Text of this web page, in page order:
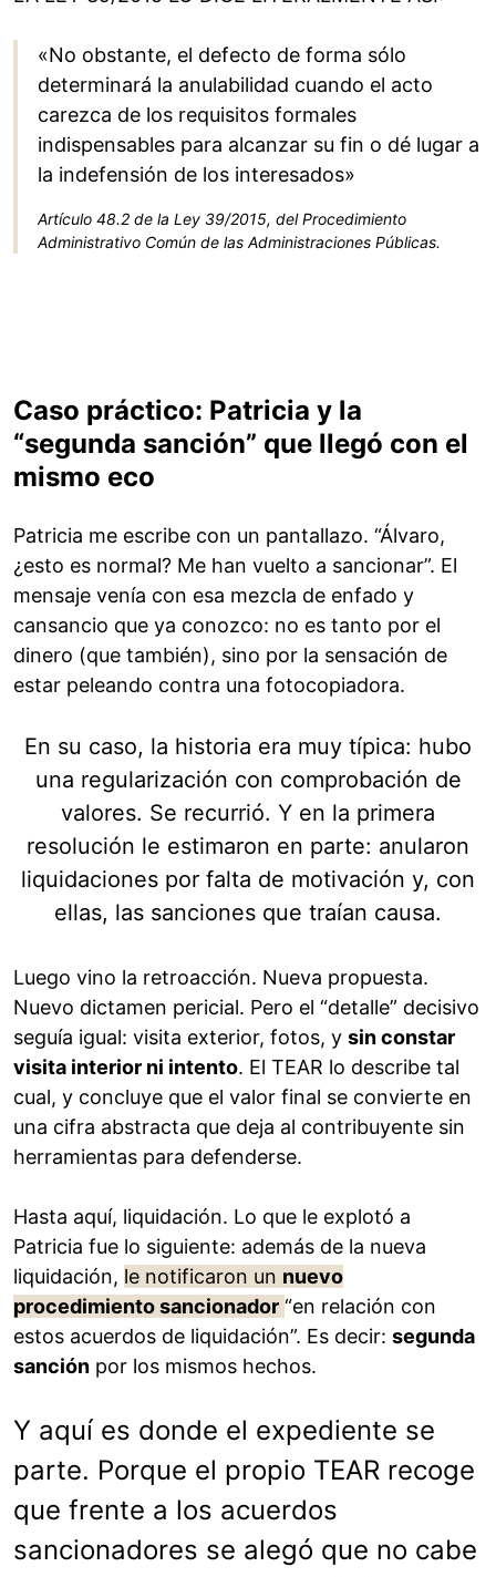
«No obstante, el defecto de forma sólo
determinará la anulabilidad cuando el acto
carezca de los requisitos formales
indispensables para alcanzar su fin o dé lugar a
la indefensión de los interesados»
Artículo 48.2 de la Ley 39/2015, del Procedimiento
Administrativo Común de las Administraciones Públicas.
Caso práctico: Patricia y la
“segunda sanción” que llegó con el
mismo eco
Patricia me escribe con un pantallazo. “Álvaro,
¿esto es normal? Me han vuelto a sancionar”. El
mensaje venía con esa mezcla de enfado y
cansancio que ya conozco: no es tanto por el
dinero (que también), sino por la sensación de
estar peleando contra una fotocopiadora.
En su caso, la historia era muy típica: hubo
una regularización con comprobación de
valores. Se recurrió. Y en la primera
resolución le estimaron en parte: anularon
liquidaciones por falta de motivación y, con
ellas, las sanciones que traían causa.
Luego vino la retroacción. Nueva propuesta.
Nuevo dictamen pericial. Pero el “detalle” decisivo
seguía igual: visita exterior, fotos, y sin constar
visita interior ni intento. El TEAR lo describe tal
cual, y concluye que el valor final se convierte en
una cifra abstracta que deja al contribuyente sin
herramientas para defenderse.
Hasta aquí, liquidación. Lo que le explotó a
Patricia fue lo siguiente: además de la nueva
liquidación, le notificaron un nuevo
procedimiento sancionador “en relación con
estos acuerdos de liquidación”. Es decir: segunda
sanción por los mismos hechos.
Y aquí es donde el expediente se
parte. Porque el propio TEAR recoge
que frente a los acuerdos
sancionadores se alegó que no cabe